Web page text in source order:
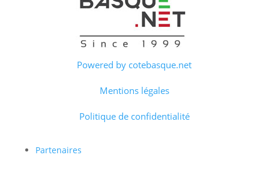
Powered by cotebasque.net
Mentions légales
Politique de confidentialité
Partenaires